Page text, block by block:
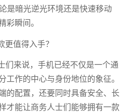
是暗光逆光环境还是快速移动
彩瞬间。
们来说，手机已经不仅是一个通
工作的中心与身份地位的象征。
的配置，还要同时具备安全、长
才能让商务人士们能够拥有一款